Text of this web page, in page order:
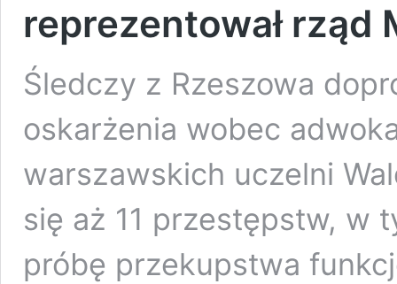
reprezentował rząd
Śledczy z Rzeszowa
oskarżenia wobec
warszawskich uczelni
się aż 11 przestępstw, w
próbę przekupstwa